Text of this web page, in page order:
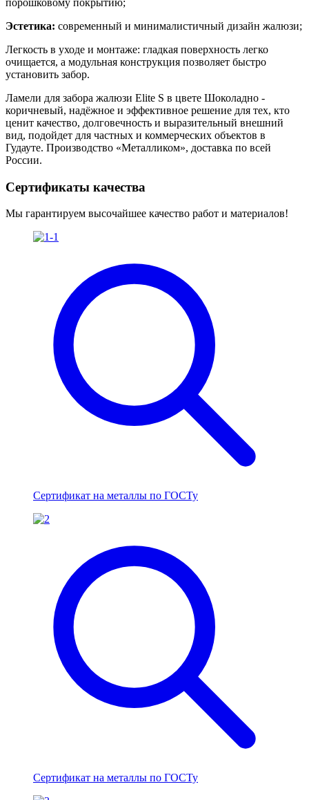
Эстетика: современный и минималистичный дизайн жалюзи;
Легкость в уходе и монтаже: гладкая поверхность легко
очищается, а модульная конструкция позволяет быстро
установить забор.
Ламели для забора жалюзи Elite S в цвете Шоколадно -
коричневый, надёжное и эффективное решение для тех, кто
ценит качество, долговечность и выразительный внешний
вид, подойдет для частных и коммерческих объектов в
Гудауте. Производство «Металликом», доставка по всей
России.
Сертификаты качества
Мы гарантируем высочайшее качество работ и материалов!
Сертификат на металлы по ГОСТу
Сертификат на металлы по ГОСТу